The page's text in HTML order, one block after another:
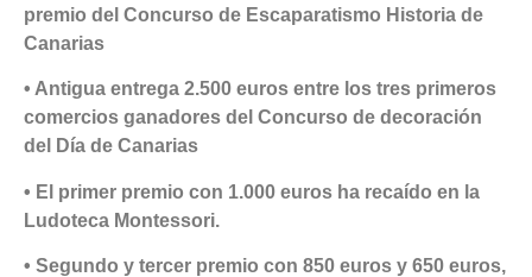
premio del Concurso de Escaparatismo Historia de
Canarias
• Antigua entrega 2.500 euros entre los tres primeros
comercios ganadores del Concurso de decoración
del Día de Canarias
• El primer premio con 1.000 euros ha recaído en la
Ludoteca Montessori.
• Segundo y tercer premio con 850 euros y 650 euros,